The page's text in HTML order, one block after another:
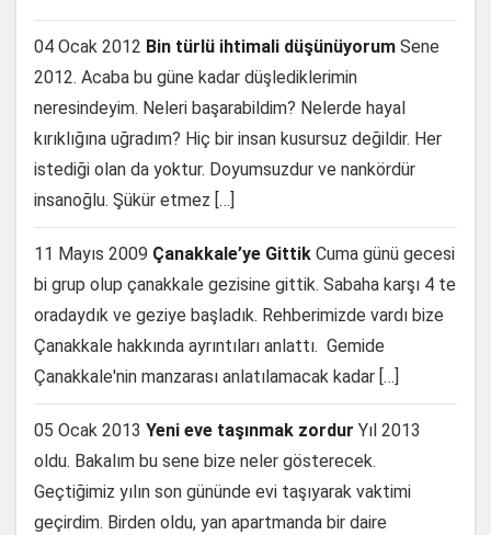
04 Ocak 2012 Bin türlü ihtimali düşünüyorum Sene
2012. Acaba bu güne kadar düşlediklerimin
neresindeyim. Neleri başarabildim? Nelerde hayal
kırıklığına uğradım? Hiç bir insan kusursuz değildir. Her
istediği olan da yoktur. Doyumsuzdur ve nankördür
insanoğlu. Şükür etmez […]
11 Mayıs 2009 Çanakkale’ye Gittik Cuma günü gecesi
bi grup olup çanakkale gezisine gittik. Sabaha karşı 4 te
oradaydık ve geziye başladık. Rehberimizde vardı bize
Çanakkale hakkında ayrıntıları anlattı. Gemide
Çanakkale'nin manzarası anlatılamacak kadar […]
05 Ocak 2013 Yeni eve taşınmak zordur Yıl 2013
oldu. Bakalım bu sene bize neler gösterecek.
Geçtiğimiz yılın son gününde evi taşıyarak vaktimi
geçirdim. Birden oldu, yan apartmanda bir daire